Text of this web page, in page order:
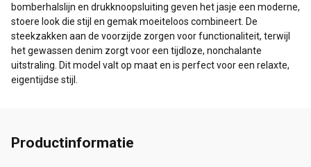
bomberhalslijn en drukknoopsluiting geven het jasje een moderne,
stoere look die stijl en gemak moeiteloos combineert. De
steekzakken aan de voorzijde zorgen voor functionaliteit, terwijl
het gewassen denim zorgt voor een tijdloze, nonchalante
uitstraling. Dit model valt op maat en is perfect voor een relaxte,
eigentijdse stijl.
Productinformatie